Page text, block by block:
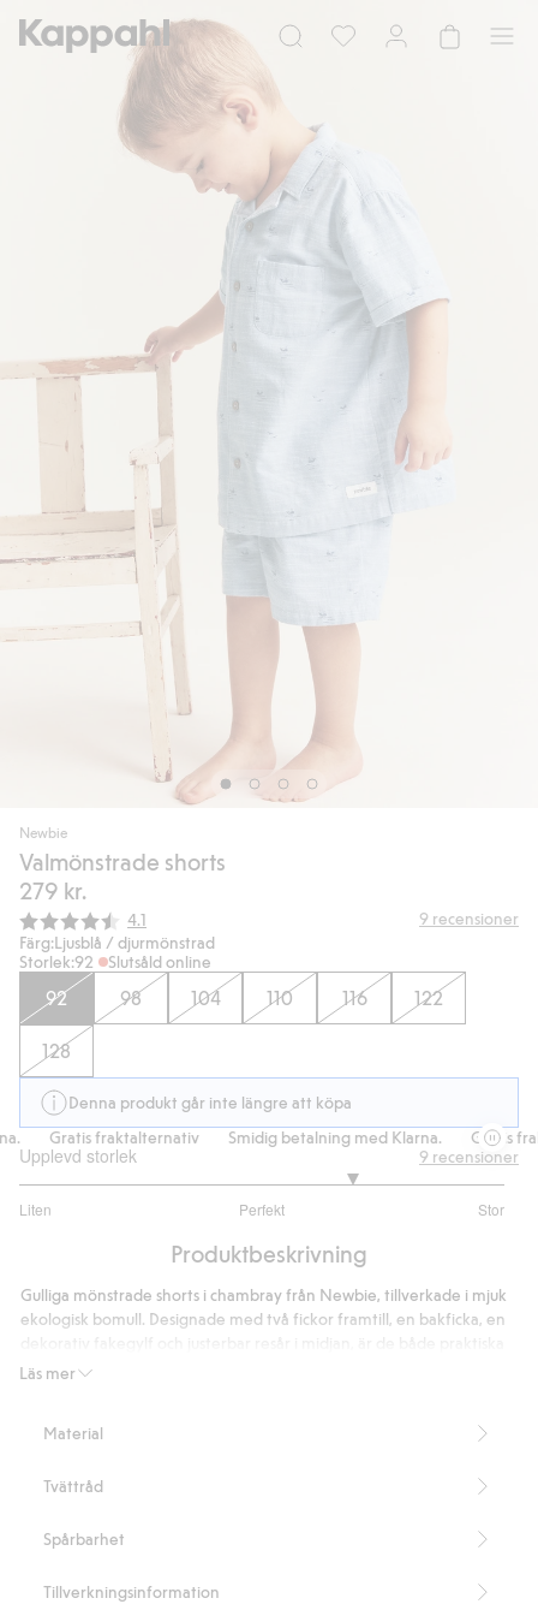
Newbie
Valmönstrade shorts
279 kr.
Snittbetyg:
4.1 9 recensioner
Färg:Ljusblå / djurmönstrad
Storlek:92 Slutsåld online
92 98 104 110 116 122
128
Denna produkt går inte längre att köpa
Gratis fraktalternativ Smidig betalning med Klarna. Gratis
Upplevd storlek
Liten Perfekt Stor
utav
8
betyg
9 recensioner
Produktbeskrivning
Läs mer
Gulliga mönstrade shorts i chambray från Newbie, tillverkade i mjuk
ekologisk bomull. Designade med två fickor framtill, en bakficka, en
och charmiga. Perfekta för lekfulla och bekväma dagar. Kan matchas
Innehåller 100% ekologisk bomull.
Organic cotton
Material
Tvättråd
Spårbarhet
Tillverkningsinformation